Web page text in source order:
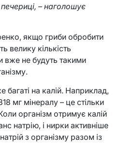
– наголошує
якщо гриби обробити
велику кількість
вже не будуть такими
багаті на калій. Наприклад,
мг мінералу – це стільки
організм отримує калій
натрію, і нирки активніше
з організму разом із